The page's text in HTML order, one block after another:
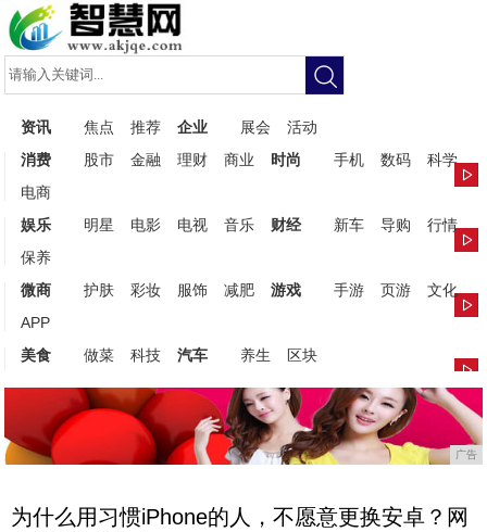
资讯 焦点 推荐 企业 展会
活动
消费
股市 金融 理财 商业 时尚 手机 数码
科学
电商
娱乐
明星 电影 电视 音乐 财经 新车 导购
行情
保养
微商
护肤 彩妆 服饰 减肥 游戏 手游 页游
文化
APP
美食
做菜 科技 汽车 养生 区块
广告
为什么用习惯iPhone的人，不愿意更换安卓？网